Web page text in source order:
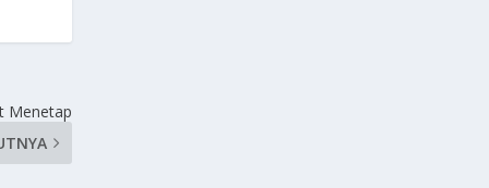
Menetap